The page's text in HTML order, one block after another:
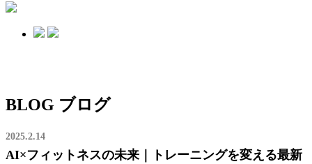
BLOG ブログ
2025.2.14
AI×フィットネスの未来｜トレーニングを変える最新